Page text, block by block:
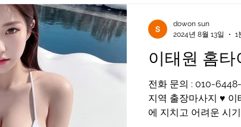
이태원 홈타
전화 문의 : 010-
지역 출장마사지 ♥
에 지치고 어려운 시기에 고객님들을 화끈하게 위로
dowon sun
2024년 8월 13일
1